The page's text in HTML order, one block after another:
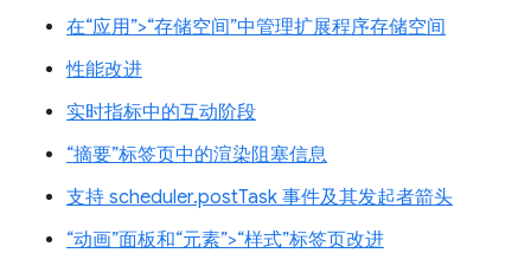
在“应用”>“存储空间”中管理扩展程序存储空间
性能改进
实时指标中的互动阶段
“摘要”标签页中的渲染阻塞信息
支持 scheduler.postTask 事件及其发起者箭头
“动画”面板和“元素”>“样式”标签页改进